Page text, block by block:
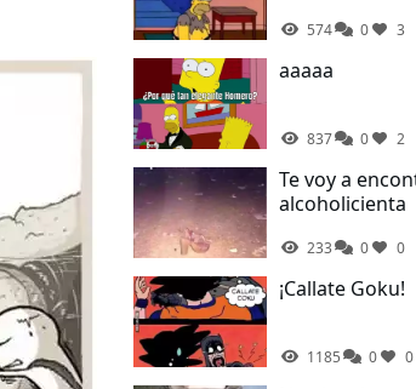
la misma ropa
574 0 3
aaaaa
837 0 2
Te voy a
alcoholicienta
233 0 0
¡Callate Goku!
1185 0 0